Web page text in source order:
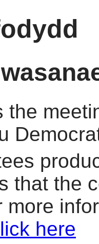
the
that the
more
here